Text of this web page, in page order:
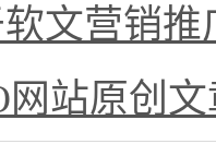
文营销
网站原创